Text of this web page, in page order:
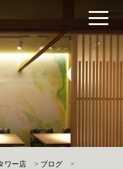
ワー店 > ブログ
>